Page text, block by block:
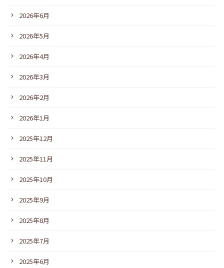
2026年6月
2026年5月
2026年4月
2026年3月
2026年2月
2026年1月
2025年12月
2025年11月
2025年10月
2025年9月
2025年8月
2025年7月
2025年6月